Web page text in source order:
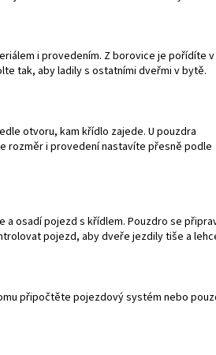
i provedením. Z borovice je pořídíte v
tak, aby ladily s ostatními dveřmi v bytě.
otvoru, kam křídlo zajede. U pouzdra
rozměr i provedení nastavíte přesně podle
osadí pojezd s křídlem. Pouzdro se
pojezd, aby dveře jezdily tiše a
připočtěte pojezdový systém nebo